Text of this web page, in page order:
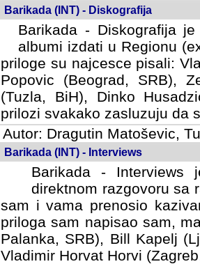
Barikada (INT) - Diskografija
Barikada - Diskografija
albumi izdati u Regionu
priloge su najcesce pisali:
Popovic (Beograd, SRB),
(Tuzla, BiH), Dinko
prilozi svakako zasluzuju da
Autor: Dragutin Matoševic,
Barikada (INT) - Interviews
Barikada -
direktnom razgovoru sa
sam i vama prenosio
priloga sam napisao sam,
Palanka, SRB), Bill Kapelj
Vladimir Horvat Horvi